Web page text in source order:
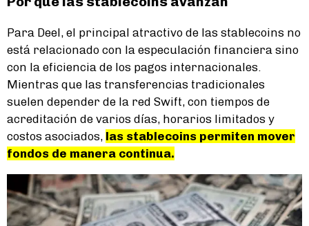
Para Deel, el principal atractivo de las stablecoins no
está relacionado con la especulación financiera sino
con la eficiencia de los pagos internacionales.
Mientras que las transferencias tradicionales
suelen depender de la red Swift, con tiempos de
acreditación de varios días, horarios limitados y
costos asociados, las stablecoins permiten mover
fondos de manera continua.